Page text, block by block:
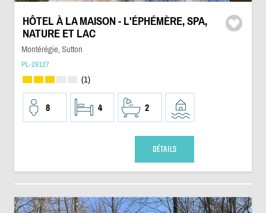
HÔTEL À LA MAISON - L'ÉPHÉMÈRE, SPA,
NATURE ET LAC
Montérégie, Sutton
PL-29127
(1)
8 4 2
DÉTAILS